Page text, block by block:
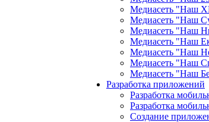
Медиасеть "Наш
Медиасеть "Наш
Медиасеть "Наш
Медиасеть "Наш
Медиасеть "Наш
Медиасеть "Наш
Медиасеть "Наш
Разработка приложений
Разработка
Разработка
Создание